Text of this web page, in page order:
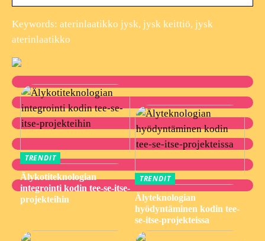
Keywords: aterinlaatikko jysk, jysk keittiö, jysk
aterinlaatikko
TRENDIT
Älykotiteknologian
integrointi kodin tee-se-itse-
projekteihin
TRENDIT
Älyteknologian
hyödyntäminen kodin tee-
se-itse-projekteissa